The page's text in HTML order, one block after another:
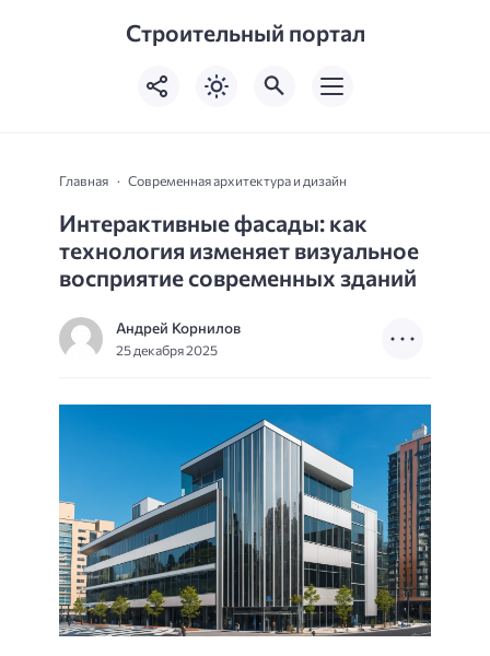
Строительный портал
Главная Современная архитектура и дизайн
Интерактивные фасады: как
технология изменяет визуальное
восприятие современных зданий
Андрей Корнилов
25 декабря 2025